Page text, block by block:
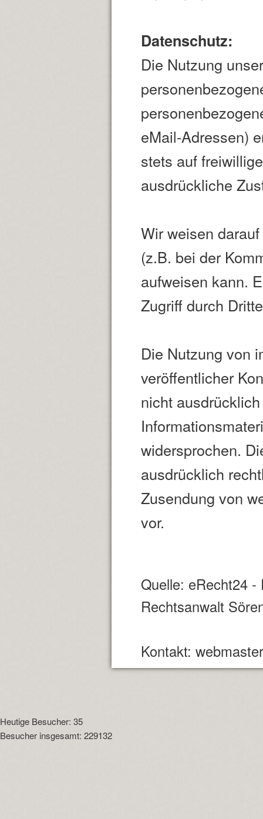
Datenschutz:
Die Nutzung
eMail-Adressen)
stets auf
ausdrückliche
Wir weisen
(z.B. bei der
aufweisen kann.
Zugriff durch
Die Nutzung von
veröffentlicher
nicht
widersprochen.
ausdrücklich
Zusendung von
vor.
Quelle: eRecht24
Rechtsanwalt
Kontakt:
Heutige Besucher: 35
Besucher insgesamt: 229132